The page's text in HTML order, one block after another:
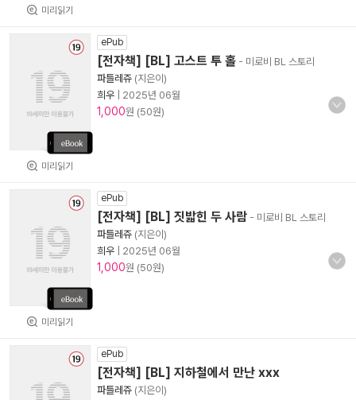
미리읽기
미리읽기
ePub
[전자책] [BL] 고스트 투 홀 - 미로비 BL 스토리
파틀레쥬 (지은이)
희우
2025년 06월
1,000원 (50원)
미리읽기
ePub
[전자책] [BL] 짓밟힌 두 사람 - 미로비 BL 스토리
파틀레쥬 (지은이)
희우
2025년 06월
1,000원 (50원)
ePub
[전자책] [BL] 지하철에서 만난 xxx
파틀레쥬 (지은이)